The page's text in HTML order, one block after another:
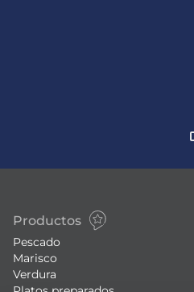
Productos
Pescado
Marisco
Verdura